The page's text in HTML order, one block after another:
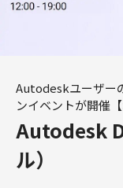
Autodeskユーザー
ンイベントが開催
Autodesk
ル）